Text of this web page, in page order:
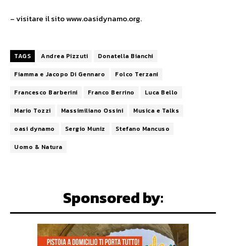
– visitare il sito www.oasidynamo.org.
TAGS Andrea Pizzuti
Donatella Bianchi
Fiamma e Jacopo Di Gennaro
Folco Terzani
Francesco Barberini
Franco Berrino
Luca Bello
Mario Tozzi
Massimiliano Ossini
Musica e Talks
oasi dynamo
Sergio Muniz
Stefano Mancuso
Uomo & Natura
Sponsored by: